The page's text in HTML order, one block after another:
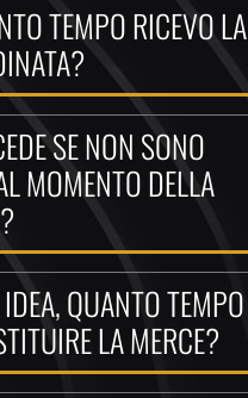
TEMPO RICEVO LA
SE NON SONO
MOMENTO DELLA
QUANTO TEMPO
LA MERCE?